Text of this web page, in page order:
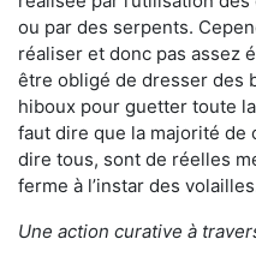
ou par des serpents.
réaliser et donc pas assez
être obligé de dresser des
hiboux pour guetter toute
faut dire que la majorité de
dire tous, sont de réelles
ferme à l’instar des
Une action curative à